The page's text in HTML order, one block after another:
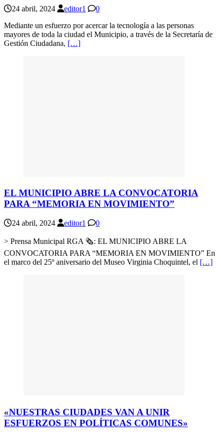
24 abril, 2024 editor1
0
Mediante un esfuerzo por acercar la tecnología a las personas
mayores de toda la ciudad el Municipio, a través de la Secretaría de
Gestión Ciudadana, […]
EL MUNICIPIO ABRE LA CONVOCATORIA
PARA “MEMORIA EN MOVIMIENTO”
24 abril, 2024 editor1 0
> Prensa Municipal RGA 🗞: EL MUNICIPIO ABRE LA
CONVOCATORIA PARA “MEMORIA EN MOVIMIENTO” En
el marco del 25º aniversario del Museo Virginia Choquintel, el […]
«NUESTRAS CIUDADES VAN A UNIR
ESFUERZOS EN POLÍTICAS COMUNES»